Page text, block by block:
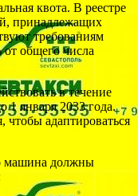
квота. В реестре
принадлежащих
требованиям
от общего числа
в течение
1 января 2033 года.
чтобы адаптироваться
машина должны